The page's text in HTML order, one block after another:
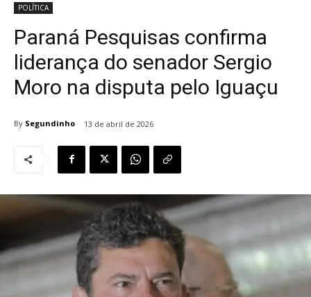
POLÍTICA
Paraná Pesquisas confirma
liderança do senador Sergio
Moro na disputa pelo Iguaçu
By Segundinho 13 de abril de 2026